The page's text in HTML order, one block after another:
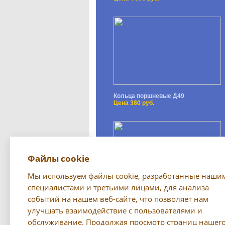
Кольца поршневые Д49
Цена 380 руб.
Светильник (переноска) РП-79
Все предложения →
Файлы cookie
Мы используем файлы cookie, разработанные
специалистами и третьими лицами, для анализа
событий на нашем веб-сайте, что позволяет нам
улучшать взаимодействие с пользователями и
обслуживание. Продолжая просмотр страниц